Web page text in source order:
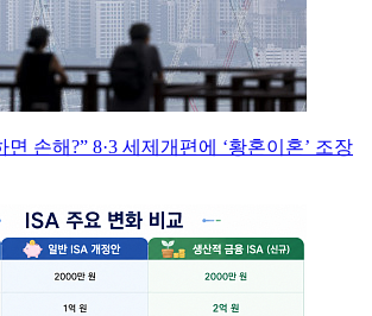
면 손해?” 8·3 세제개편에 ‘황혼이혼’ 조장